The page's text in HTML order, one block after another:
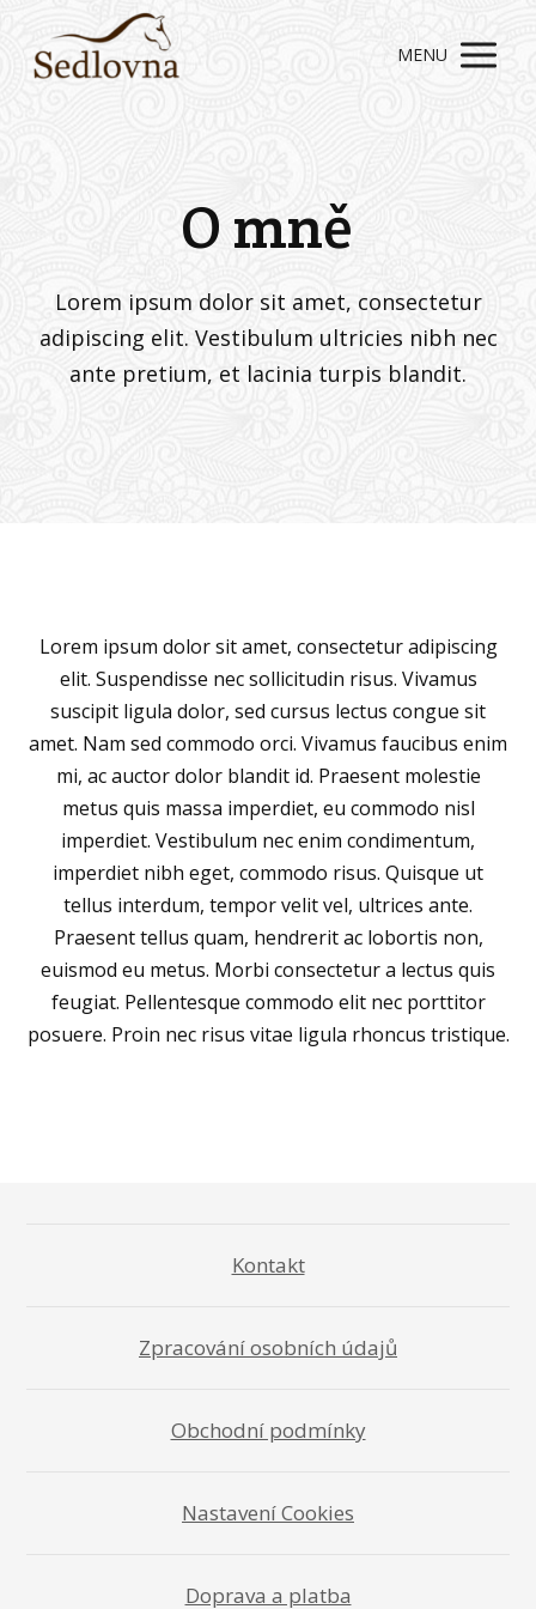
MENU
O mně
Lorem ipsum dolor sit amet, consectetur
adipiscing elit. Vestibulum ultricies nibh nec
ante pretium, et lacinia turpis blandit.
Lorem ipsum dolor sit amet, consectetur adipiscing
elit. Suspendisse nec sollicitudin risus. Vivamus
suscipit ligula dolor, sed cursus lectus congue sit
amet. Nam sed commodo orci. Vivamus faucibus enim
mi, ac auctor dolor blandit id. Praesent molestie
metus quis massa imperdiet, eu commodo nisl
imperdiet. Vestibulum nec enim condimentum,
imperdiet nibh eget, commodo risus. Quisque ut
tellus interdum, tempor velit vel, ultrices ante.
Praesent tellus quam, hendrerit ac lobortis non,
euismod eu metus. Morbi consectetur a lectus quis
feugiat. Pellentesque commodo elit nec porttitor
posuere. Proin nec risus vitae ligula rhoncus tristique.
Kontakt
Zpracování osobních údajů
Obchodní podmínky
Nastavení Cookies
Doprava a platba